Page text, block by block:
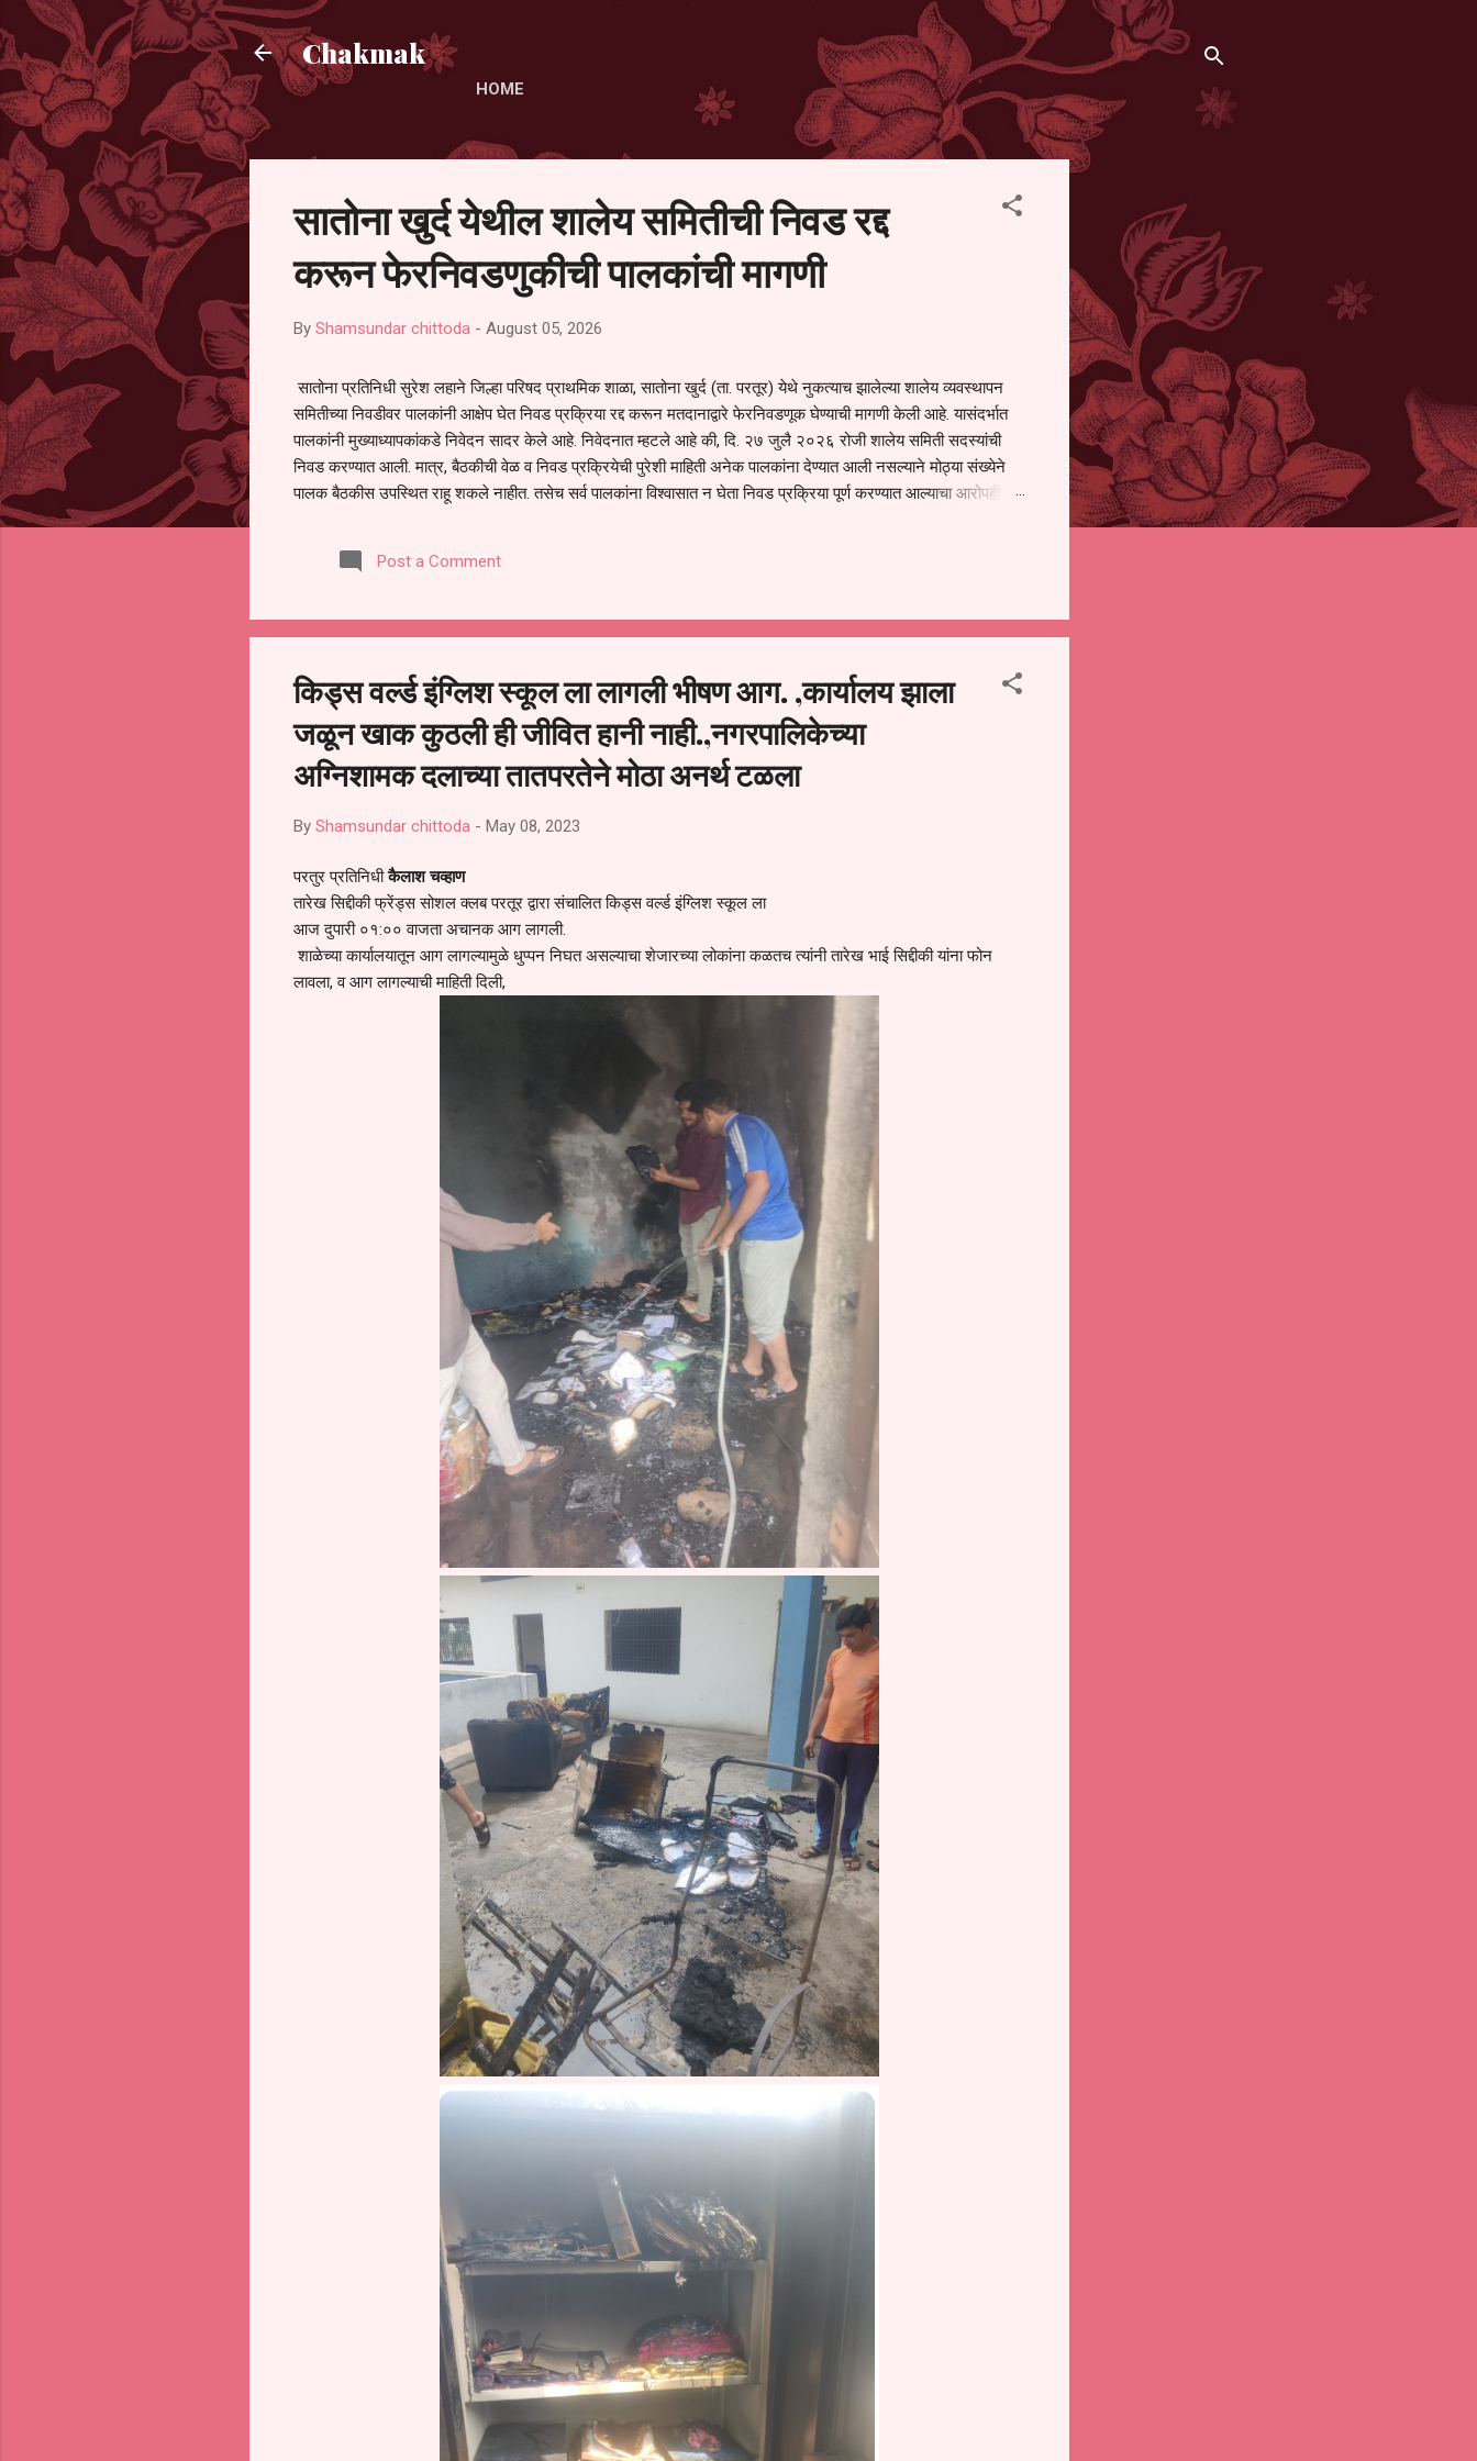
Chakmak
HOME
सातोना खुर्द येथील शालेय समितीची निवड रद्द
करून फेरनिवडणुकीची पालकांची मागणी
By Shamsundar chittoda - August 05, 2026
सातोना प्रतिनिधी सुरेश लहाने जिल्हा परिषद प्राथमिक शाळा, सातोना खुर्द (ता. परतूर) येथे नुकत्याच झालेल्या शालेय व्यवस्थापन
समितीच्या निवडीवर पालकांनी आक्षेप घेत निवड प्रक्रिया रद्द करून मतदानाद्वारे फेरनिवडणूक घेण्याची मागणी केली आहे. यासंदर्भात
पालकांनी मुख्याध्यापकांकडे निवेदन सादर केले आहे. निवेदनात म्हटले आहे की, दि. २७ जुलै २०२६ रोजी शालेय समिती सदस्यांची
निवड करण्यात आली. मात्र, बैठकीची वेळ व निवड प्रक्रियेची पुरेशी माहिती अनेक पालकांना देण्यात आली नसल्याने मोठ्या संख्येने
पालक बैठकीस उपस्थित राहू शकले नाहीत. तसेच सर्व पालकांना विश्वासात न घेता निवड प्रक्रिया पूर्ण करण्यात आल्याचा आरोपही
समितीची फेरनिवडणूक घेण्यात यावी, अशी मागणी पालकांनी केली आहे. या निवेदनाच्या प्रती जिल्हा शिक्षण अधिकारी (प्राथमिक),
जालना तसेच तालुका शिक्षण अधिकारी, परतूर यांनाही पाठविण्यात आल्या असून प्रशासन याबाबत काय निर्णय घेते, याकडे पालकांचे
Post a Comment
किड्स वर्ल्ड इंग्लिश स्कूल ला लागली भीषण आग. ,कार्यालय झाला
जळून खाक कुठली ही जीवित हानी नाही.,नगरपालिकेच्या
अग्निशामक दलाच्या तातपरतेने मोठा अनर्थ टळला
By Shamsundar chittoda - May 08, 2023
परतुर प्रतिनिधीकैलाश चव्हाण
तारेख सिद्दीकी फ्रेंड्स सोशल क्लब परतूर द्वारा संचालित किड्स वर्ल्ड इंग्लिश स्कूल ला
आज दुपारी ०१:०० वाजता अचानक आग लागली.
शाळेच्या कार्यालयातून आग लागल्यामुळे धुप्पन निघत असल्याचा शेजारच्या लोकांना कळतच त्यांनी तारेख भाई सिद्दीकी यांना फोन
लावला, व आग लागल्याची माहिती दिली,